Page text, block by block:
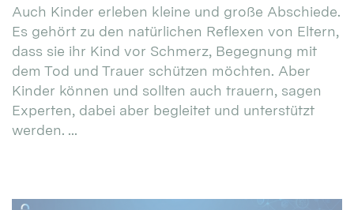
Auch Kinder erleben kleine und große Abschiede.
Es gehört zu den natürlichen Reflexen von Eltern,
dass sie ihr Kind vor Schmerz, Begegnung mit
dem Tod und Trauer schützen möchten. Aber
Kinder können und sollten auch trauern, sagen
Experten, dabei aber begleitet und unterstützt
werden. ...